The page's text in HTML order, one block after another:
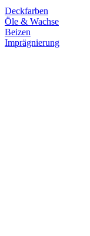
Deckfarben
Öle & Wachse
Beizen
Imprägnierung